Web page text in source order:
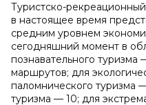
Туристско-
в настоящее время
средним уровнем
сегодняшний момент в
познавательного туризма
маршрутов; для
паломнического туризма
туризма — 10; для